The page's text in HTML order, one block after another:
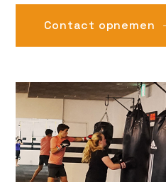
Contact opnemen